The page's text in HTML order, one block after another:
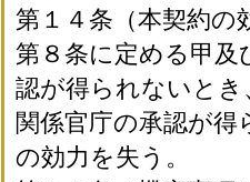
第１４条（本契約の
第８条に定める甲及
認が得られないとき
関係官庁の承認が
の効力を失う。